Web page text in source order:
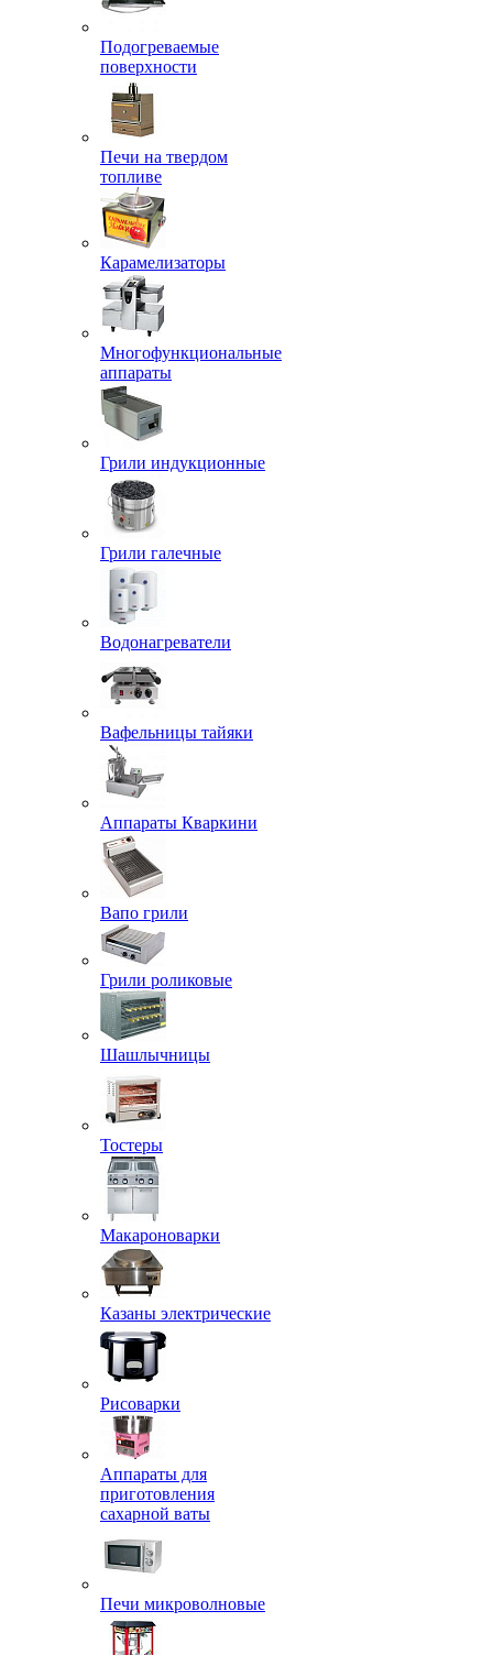
Подогреваемые
поверхности
Печи на твердом
топливе
Карамелизаторы
Многофункциональные
аппараты
Грили индукционные
Грили галечные
Водонагреватели
Вафельницы тайяки
Аппараты Кваркини
Вапо грили
Грили роликовые
Шашлычницы
Тостеры
Макароноварки
Казаны электрические
Рисоварки
Аппараты для
приготовления
сахарной ваты
Печи микроволновые